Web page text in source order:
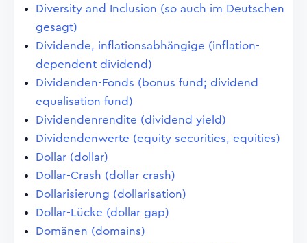
Diversity and Inclusion (so auch im Deutschen
gesagt)
Dividende, inflationsabhängige (inflation-
dependent dividend)
Dividenden-Fonds (bonus fund; dividend
equalisation fund)
Dividendenrendite (dividend yield)
Dividendenwerte (equity securities, equities)
Dollar (dollar)
Dollar-Crash (dollar crash)
Dollarisierung (dollarisation)
Dollar-Lücke (dollar gap)
Domänen (domains)